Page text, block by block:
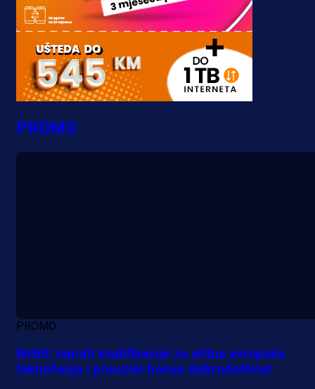
PROMO
PROMO
MrBit: Isprati kvalifikacije za elitna evropska
takmičenja i preuzmi bonus dobrodošlice!